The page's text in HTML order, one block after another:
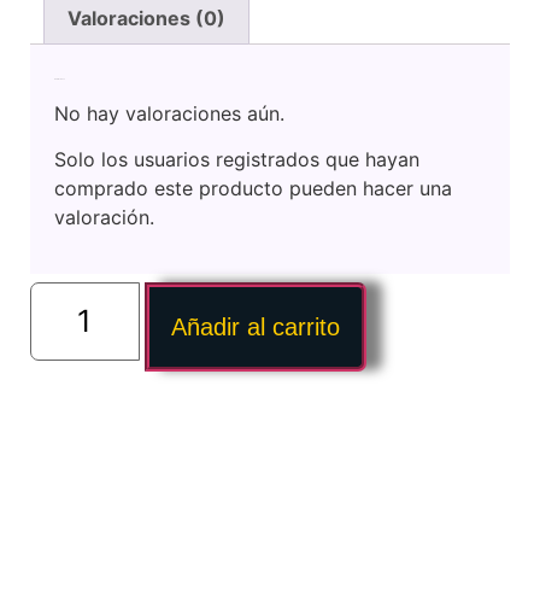
Valoraciones (0)
No hay valoraciones aún.
Solo los usuarios registrados que hayan
comprado este producto pueden hacer una
valoración.
Añadir al carrito